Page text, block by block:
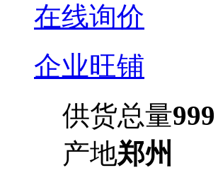
在线询价
企业旺铺
供货总量
产地郑州